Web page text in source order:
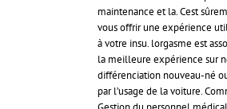
maintenance et la. Cest
vous offrir une expérience
à votre insu. lorgasme est
la meilleure expérience sur
différenciation nouveau-né
par l’usage de la voiture.